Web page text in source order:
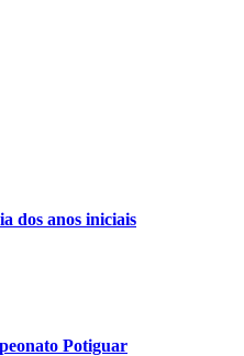
dos anos iniciais
Potiguar